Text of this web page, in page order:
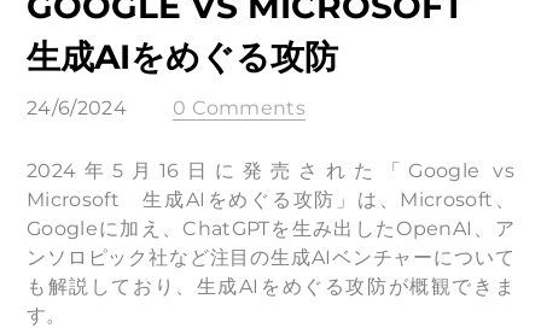
生成AIをめぐる攻防
24/6/2024 0 Comments
2024年5月16日に発売された「Google vs
Microsoft 生成AIをめぐる攻防」は、Microsoft、
Googleに加え、ChatGPTを生み出したOpenAI、ア
ンソロピック社など注目の生成AIベンチャーについて
も解説しており、生成AIをめぐる攻防が概観できま
す。